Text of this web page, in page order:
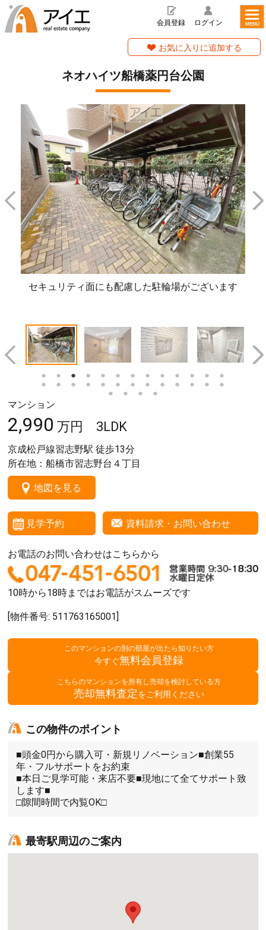
MENU
会員登録 ログイン
お気に入りに追加する
ネオハイツ船橋薬円台公園
セキュリティ面にも配慮した駐輪場がございます
マンション
2,990 万円 3LDK
京成松戸線習志野駅 徒歩13分
所在地：船橋市習志野台４丁目
地図を見る
見学予約 資料請求・お問い合わせ
お電話のお問い合わせはこちらから
10時から18時まではお電話がスムーズです
[物件番号: 511763165001]
このマンションの別の部屋が出たら知りたい方
今すぐ無料会員登録
こちらのマンションを所有し売却を検討している方
売却無料査定をご利用ください
この物件のポイント
■頭金0円から購入可・新規リノベーション■創業55
年・フルサポートをお約束
■本日ご見学可能・来店不要■現地にて全てサポート致
します■
□隙間時間で内覧OK□
最寄駅周辺のご案内